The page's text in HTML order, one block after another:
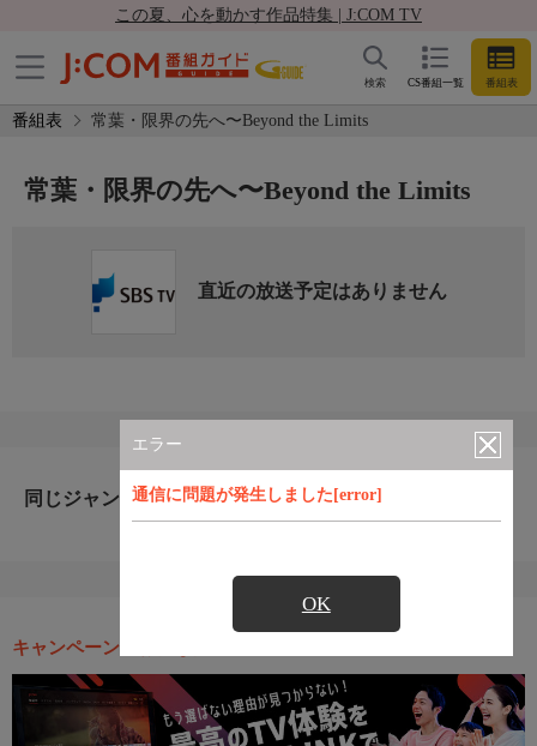
この夏、心を動かす作品特集 | J:COM TV
CS番組一覧 番組表
検索
番組表 常葉・限界の先へ〜Beyond the Limits
エラー
通信に問題が発生しました[error]
OK
常葉・限界の先へ〜Beyond the Limits
直近の放送予定はありません
同じジャンルのおすすめ番組
キャンペーン・お得な情報